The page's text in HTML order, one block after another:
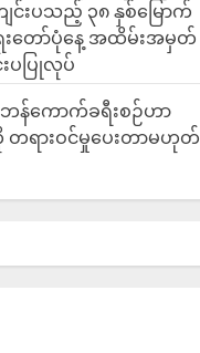
င်းပသည့် ၃၈ နှစ်မြောက်
းတော်ပုံနေ့ အထိမ်းအမှတ်
ပပြုလုပ်
န်ကောက်ခရီးစဉ်ဟာ
တရားဝင်မှုပေးတာမဟုတ်